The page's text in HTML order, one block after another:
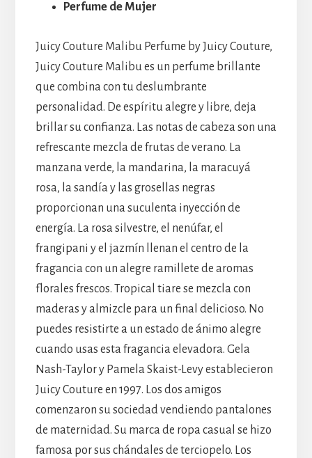
Perfume de Mujer
Juicy Couture Malibu Perfume by Juicy Couture,
Juicy Couture Malibu es un perfume brillante
que combina con tu deslumbrante
personalidad. De espíritu alegre y libre, deja
brillar su confianza. Las notas de cabeza son una
refrescante mezcla de frutas de verano. La
manzana verde, la mandarina, la maracuyá
rosa, la sandía y las grosellas negras
proporcionan una suculenta inyección de
energía. La rosa silvestre, el nenúfar, el
frangipani y el jazmín llenan el centro de la
fragancia con un alegre ramillete de aromas
florales frescos. Tropical tiare se mezcla con
maderas y almizcle para un final delicioso. No
puedes resistirte a un estado de ánimo alegre
cuando usas esta fragancia elevadora. Gela
Nash-Taylor y Pamela Skaist-Levy establecieron
Juicy Couture en 1997. Los dos amigos
comenzaron su sociedad vendiendo pantalones
de maternidad. Su marca de ropa casual se hizo
famosa por sus chándales de terciopelo. Los